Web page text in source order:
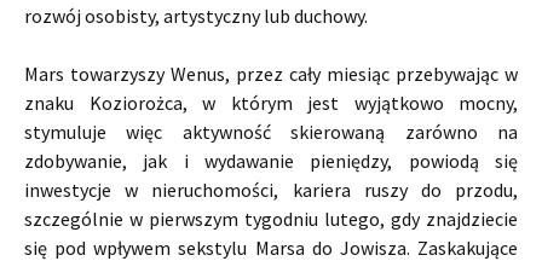
rozwój osobisty, artystyczny lub duchowy.
Mars towarzyszy Wenus, przez cały miesiąc przebywając w
znaku Koziorożca, w którym jest wyjątkowo mocny,
stymuluje więc aktywność skierowaną zarówno na
zdobywanie, jak i wydawanie pieniędzy, powiodą się
inwestycje w nieruchomości, kariera ruszy do przodu,
szczególnie w pierwszym tygodniu lutego, gdy znajdziecie
się pod wpływem sekstylu Marsa do Jowisza. Zaskakujące